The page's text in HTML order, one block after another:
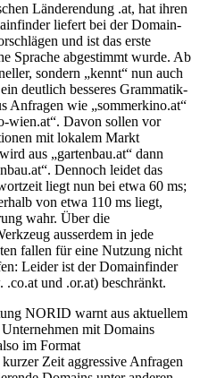
Länderendung .at, hat ihren
liefert bei der Domain-
und ist das erste
Sprache abgestimmt wurde. Ab
sondern „kennt“ nun auch
deutlich besseres Grammatik-
Anfragen wie „sommerkino.at“
wien.at“. Davon sollen vor
mit lokalem Markt
aus „gartenbau.at“ dann
Dennoch leidet das
liegt nun bei etwa 60 ms;
von etwa 110 ms liegt,
wahr. Über die
ausserdem in jede
fallen für eine Nutzung nicht
Leider ist der Domainfinder
und .or.at) beschränkt.
NORID warnt aus aktuellem
mit Domains
im Format
Zeit aggressive Anfragen